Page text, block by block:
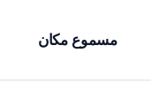
مسموع مكان